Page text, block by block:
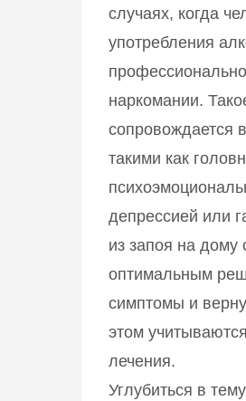
случаях, когда
употребления
наркомании.
сопровождается
такими как
депрессией или
из запоя на дому
оптимальным
симптомы и
этом
лечения.
Углубиться в